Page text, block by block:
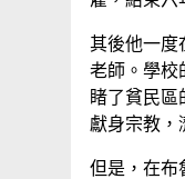
其後他一度
老師。學校
睹了貧民區
獻身宗教，
但是，在布